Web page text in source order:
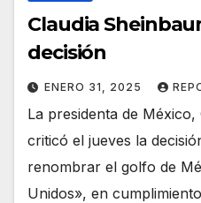
Claudia
decisión
ENERO 31, 2025
La presidenta de México,
criticó el jueves la
renombrar el golfo de
Unidos», en